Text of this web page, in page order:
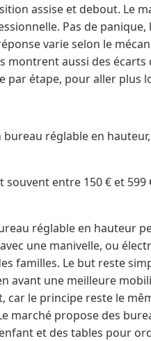
assise et debout. Le
Pas de
varie selon le
montrent aussi des
par étape, pour aller plus
bureau réglable en
entre 150 € et 599
réglable en hauteur
une manivelle, ou
familles. Le but reste
avant une meilleure
car le principe reste le
marché propose des
et des tables pour